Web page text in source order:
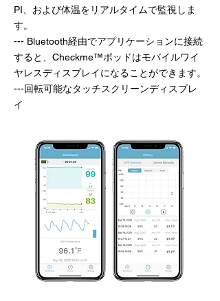
PI、および体温をリアルタイムで監視しま
す。
--- Bluetooth経由でアプリケーションに接続
すると、Checkme™ポッドはモバイルワイ
ヤレスディスプレイになることができます。
---回転可能なタッチスクリーンディスプレ
イ